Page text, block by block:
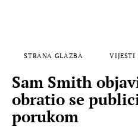
STRANA GLAZBA VIJESTI
Sam Smith
obratio se
porukom